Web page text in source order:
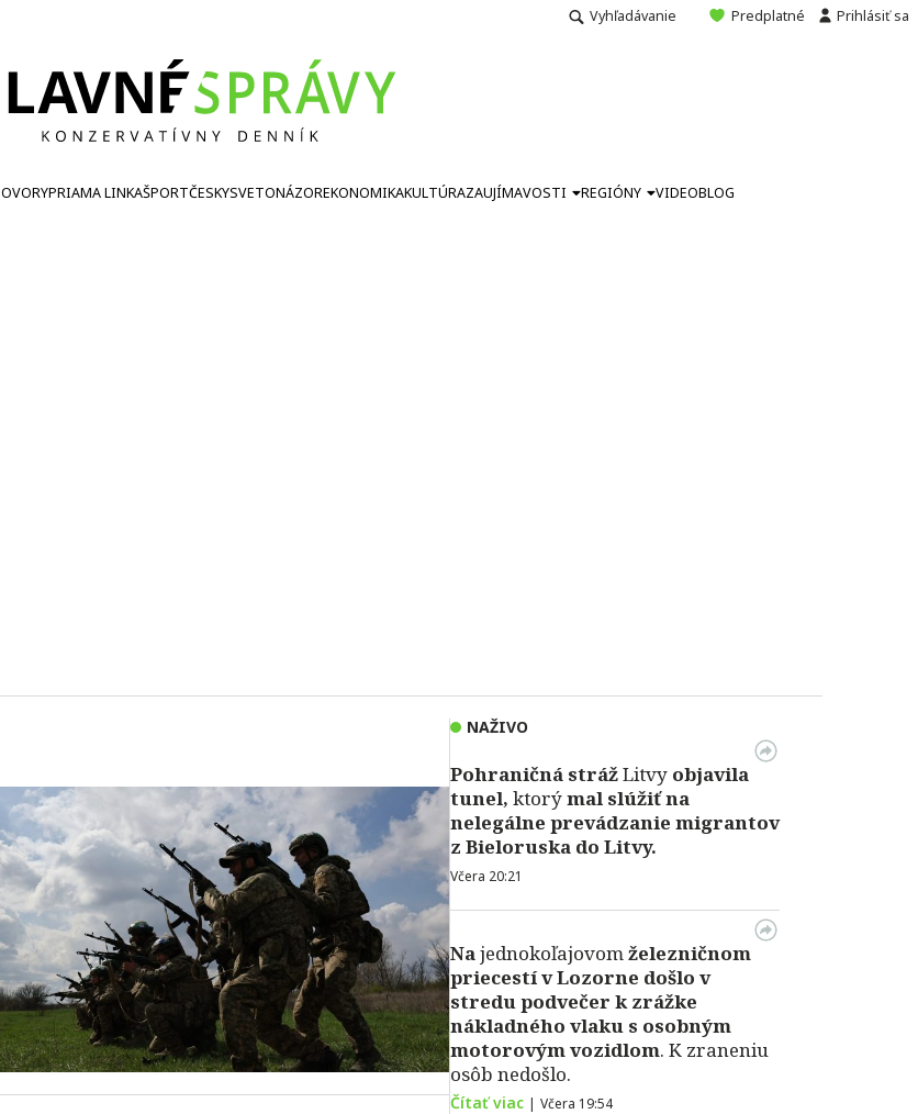
Vyhľadávanie Predplatné Prihlásiť sa
PRIAMA LINKAŠPORTČESKYSVETONÁZOREKONOMIKAKULTÚRAZAUJÍMAVOSTI REGIÓNY VIDEOBLOG
NAŽIVO
Pohraničná strážLitvy objavila
tunel, ktorýmal slúžiť na
nelegálne prevádzanie migrantov
z Bieloruska do Litvy.
Včera 20:21
Najednokoľajovomželezničnom
priecestí v Lozorne došlo v
stredu podvečer k zrážke
nákladného vlaku s osobným
motorovým vozidlom. K zraneniu
osôb nedošlo.
Čítať viac | Včera 19:54